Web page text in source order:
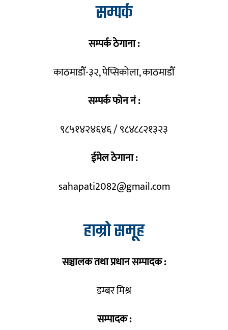
सम्पर्क
सम्पर्क ठेगाना :
काठमाडौँ-३२, पेप्सिकोला, काठमाडौँ
सम्पर्क फोन नं :
९८५१४२४६४६ / ९८४८८२१३२३
ईमेल ठेगाना :
sahapati2082@gmail.com
हाम्रो समूह
सञ्चालक तथा प्रधान सम्पादक :
डम्बर मिश्र
सम्पादक :